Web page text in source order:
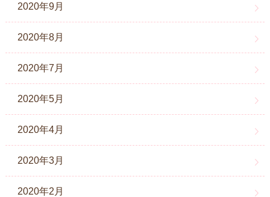
2020年9月
2020年8月
2020年7月
2020年5月
2020年4月
2020年3月
2020年2月